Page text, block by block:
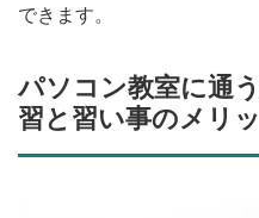
できます。
パソコン教室に通
習と習い事のメリ